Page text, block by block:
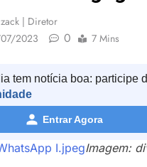
| Diretor
2023 0 7 Mins
tem notícia boa: participe
Entrar Agora
Imagem: